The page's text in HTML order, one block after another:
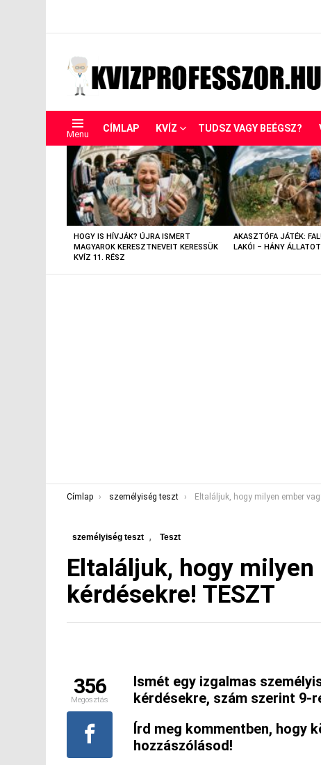
Menu CÍMLAP KVÍZ TUDSZ VAGY BEÉGSZ?
LEGUTÓBBIAK
HOGY IS HÍVJÁK? ÚJRA ISMERT
MAGYAROK KERESZTNEVEIT KERESSÜK
KVÍZ 11. RÉSZ
AKASZTÓFA JÁTÉK:
LAKÓI – HÁNY
You are here:
Címlap személyiség teszt Eltaláljuk, hogy milyen ember vagy? Válaszolj a
személyiség teszt , Teszt
Eltaláljuk, hogy
kérdésekre! TESZT
Ismét egy izgalmas
kérdésekre, szám szerint 9-
Írd meg kommentben, hogy
hozzászólásod!
356
Megosztás